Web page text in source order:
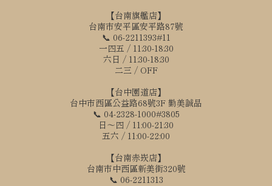
【台南旗艦店】
台南市安平區安平路87號
📞 06-2211393#11
一四五 / 11:30-18:30
六日 / 11:30-18:30
二三 / OFF
【台中園道店】
台中市西區公益路68號3F 勤美誠品
📞 04-2328-1000#3805
日～四 / 11:00-21:30
五六 / 11:00-22:00
【台南赤崁店】
台南市中西區新美街320號
📞 06-2211313